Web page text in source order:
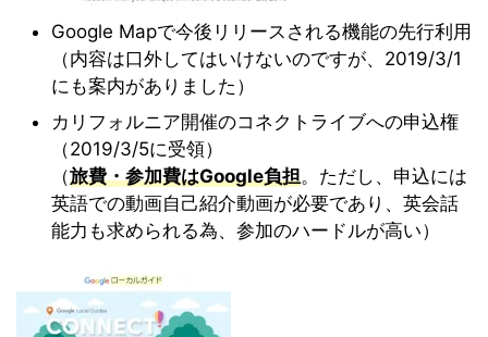
Google Mapで今後リリースされる機能の先行利用
（内容は口外してはいけないのですが、2019/3/1
にも案内がありました）
カリフォルニア開催のコネクトライブへの申込権
（2019/3/5に受領）
（旅費・参加費はGoogle負担。ただし、申込には
英語での動画自己紹介動画が必要であり、英会話
能力も求められる為、参加のハードルが高い）